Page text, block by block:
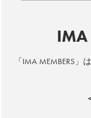
「IMA MEMBERS